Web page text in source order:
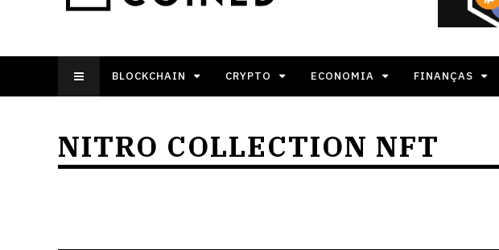
BLOCKCHAIN CRYPTO ECONOMIA FINANÇAS
NITRO COLLECTION NFT